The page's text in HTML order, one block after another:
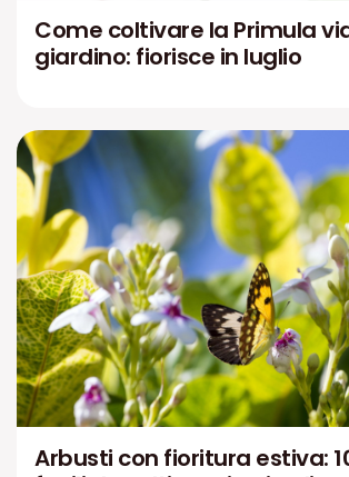
Come coltivare la Primula
giardino: fiorisce in luglio
Arbusti con fioritura estiva: